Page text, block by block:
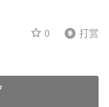
0 打赏